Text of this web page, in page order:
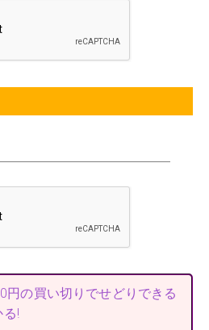
円の買い切りでせどりできる
る!